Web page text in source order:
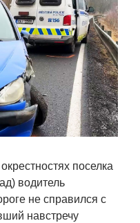
поселка
водитель
не справился с
навстречу